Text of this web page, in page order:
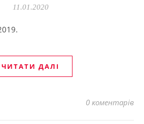
11.01.2020
ЧИТАТИ ДАЛІ
0 коментарів